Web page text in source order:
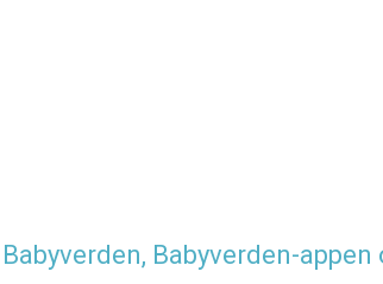
Babyverden-appen